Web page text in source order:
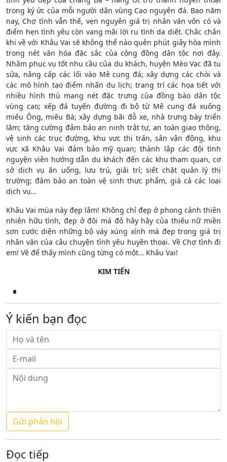
trong ký ức của mỗi người dân vùng Cao nguyên đá. Bao năm
nay, Chợ tình vẫn thế, vẹn nguyên giá trị nhân văn vốn có và
điểm hẹn tình yêu còn vang mãi lời ru tình da diết. Chắc chắn
khi về với Khâu Vai sẽ không thể nào quên phút giây hòa mình
trong nét văn hóa đặc sắc của cộng đồng dân tộc nơi đây.
Nhằm phục vụ tốt nhu cầu của du khách, huyện Mèo Vạc đã tu
sửa, nâng cấp các lối vào Mê cung đá; xây dựng các chòi và
các mô hình tạo điểm nhấn du lịch; trang trí các họa tiết với
nhiều hình thù mang nét đặc trưng của đồng bào dân tộc
vùng cao; xếp đá tuyến đường đi bộ từ Mê cung đá xuống
miếu Ông, miếu Bà; xây dựng bãi đỗ xe, nhà trưng bày triển
lãm; tăng cường đảm bảo an ninh trật tự, an toàn giao thông,
vệ sinh các trục đường, khu vực thị trấn, sân vận động, khu
vực xã Khâu Vai đảm bảo mỹ quan; thành lập các đội tình
nguyện viên hướng dẫn du khách đến các khu tham quan, cơ
sở dịch vụ ăn uống, lưu trú, giải trí; siết chặt quản lý thị
trường; đảm bảo an toàn vệ sinh thực phẩm, giá cả các loại
dịch vụ…
Khâu Vai mùa này đẹp lắm! Không chỉ đẹp ở phong cảnh thiên
nhiên hữu tình, đẹp ở đôi má đỏ hây hây của thiếu nữ miền
sơn cước diện những bộ váy xúng xính mà đẹp trong giá trị
nhân văn của câu chuyện tình yêu huyền thoại. Về Chợ tình đi
em! Về để thấy mình cũng từng có một… Khâu Vai!
KIM TIẾN
Ý kiến bạn đọc
Đọc tiếp